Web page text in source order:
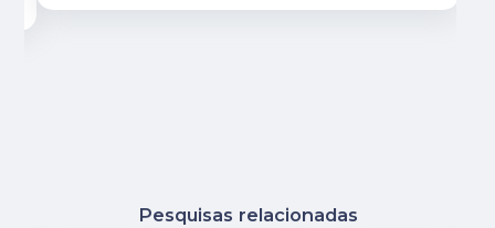
Pesquisas relacionadas